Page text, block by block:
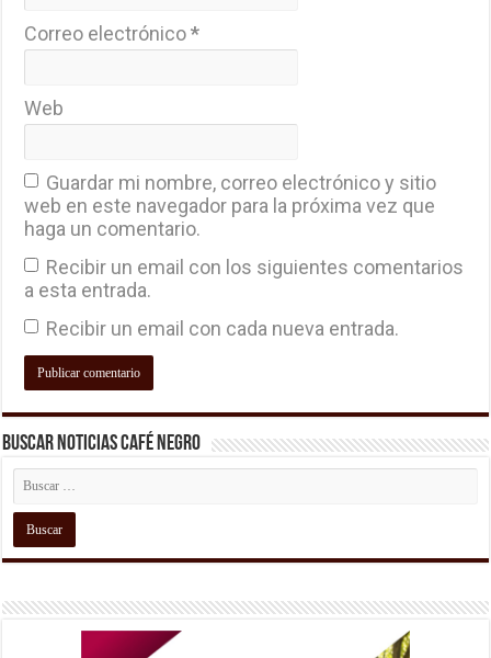
Correo electrónico*
Web
Guardar mi nombre, correo electrónico y sitio
web en este navegador para la próxima vez que
haga un comentario.
Recibir un email con los siguientes comentarios
a esta entrada.
Recibir un email con cada nueva entrada.
Buscar Noticias Café Negro